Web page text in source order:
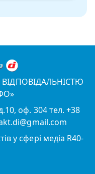
оф. 304 тел. +38
у сфері медіа R40-